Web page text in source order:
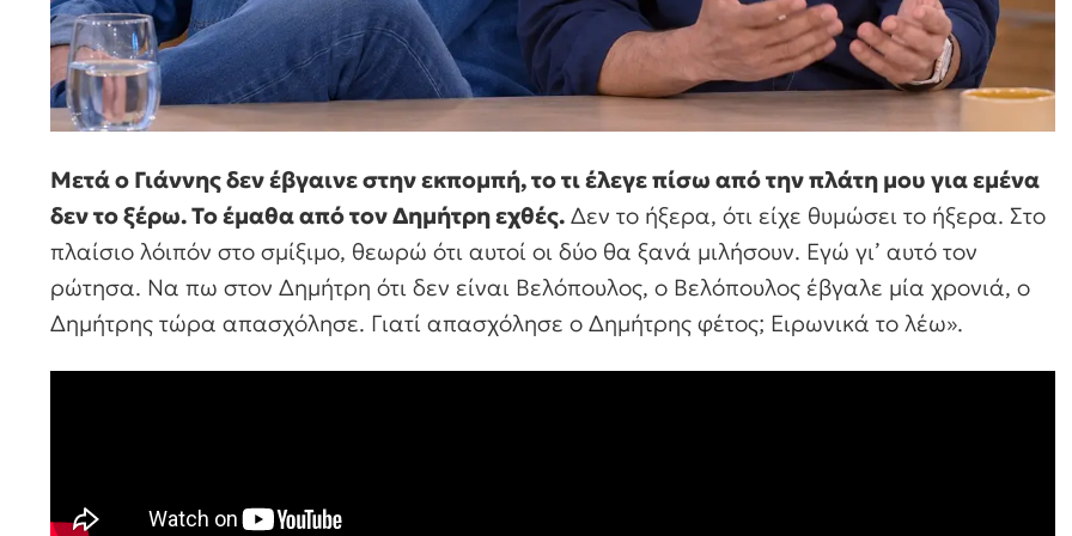
Μετά ο Γιάννης δεν έβγαινε στην εκπομπή, το τι έλεγε πίσω από την πλάτη μου για εμένα
δεν το ξέρω. Το έμαθα από τον Δημήτρη εχθές. Δεν το ήξερα, ότι είχε θυμώσει το ήξερα. Στο
πλαίσιο λόιπόν στο σμίξιμο, θεωρώ ότι αυτοί οι δύο θα ξανά μιλήσουν. Εγώ γι’ αυτό τον
ρώτησα. Να πω στον Δημήτρη ότι δεν είναι Βελόπουλος, ο Βελόπουλος έβγαλε μία χρονιά, ο
Δημήτρης τώρα απασχόλησε. Γιατί απασχόλησε ο Δημήτρης φέτος; Ειρωνικά το λέω».